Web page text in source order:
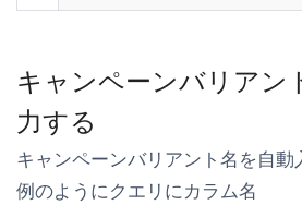
キャンペーンバリアン
力する
キャンペーンバリアント名を自
例のようにクエリにカラム名